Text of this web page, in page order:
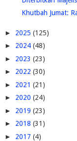
Khutbah Jumat:
► 2025 (125)
► 2024 (48)
► 2023 (23)
► 2022 (30)
► 2021 (21)
► 2020 (24)
► 2019 (23)
► 2018 (31)
► 2017 (4)